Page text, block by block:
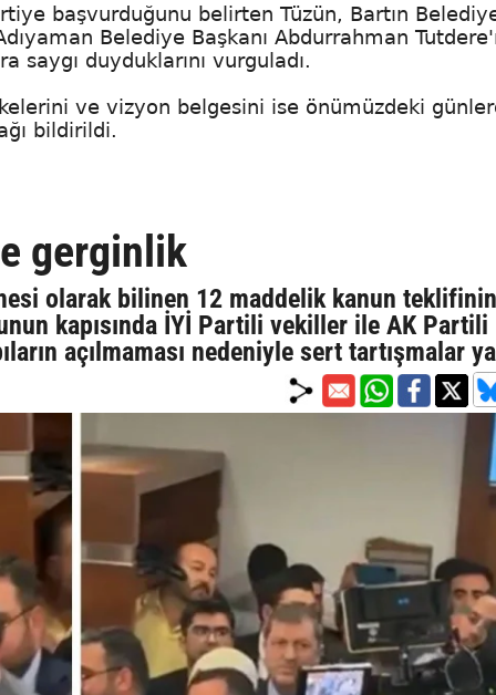
başvurduğunu belirten Tüzün, Bartın
Belediye Başkanı Abdurrahman
duyduklarını vurguladı.
ve vizyon belgesini ise önümüzdeki
bildirildi.
gerginlik
olarak bilinen 12 maddelik kanun teklifinin
kapısında İYİ Partili vekiller ile AK Partili
açılmaması nedeniyle sert tartışmalar